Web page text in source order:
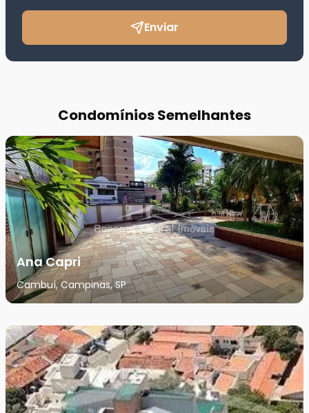
Enviar
Condomínios Semelhantes
Ana Capri
Cambuí, Campinas, SP